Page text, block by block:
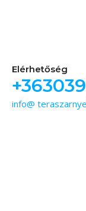
Elérhetőség
info@